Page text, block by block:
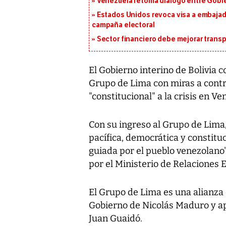
Estados Unidos revoca visa a
campaña electoral
Sector financiero debe mejorar
El Gobierno interino de Bolivia
Grupo de Lima con miras a
"constitucional" a la crisis en
Con su ingreso al Grupo de
pacífica, democrática y
guiada por el pueblo
por el Ministerio de Relaciones
El Grupo de Lima es una
Gobierno de Nicolás Maduro y
Juan Guaidó.